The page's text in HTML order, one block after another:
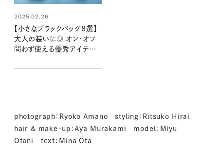
2025.02.26
【小さなブラックバッグ8選】
大人の装いに◎ オン・オフ
問わず使える優秀アイテム
photograph：Ryoko Amano styling：Ritsuko Hirai
hair & make-up：Aya Murakami model：Miyu
Otani text：Mina Ota